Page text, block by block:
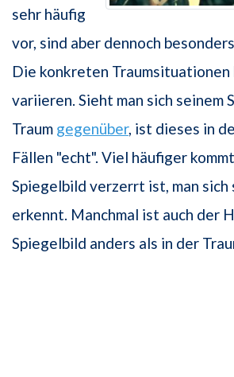
sehr häufig
vor, sind aber dennoch
Die konkreten Traumsituationen
variieren. Sieht man sich seinem
Traum gegenüber, ist dieses in
Fällen "echt". Viel häufiger
Spiegelbild verzerrt ist, man
erkennt. Manchmal ist auch der
Spiegelbild anders als in der